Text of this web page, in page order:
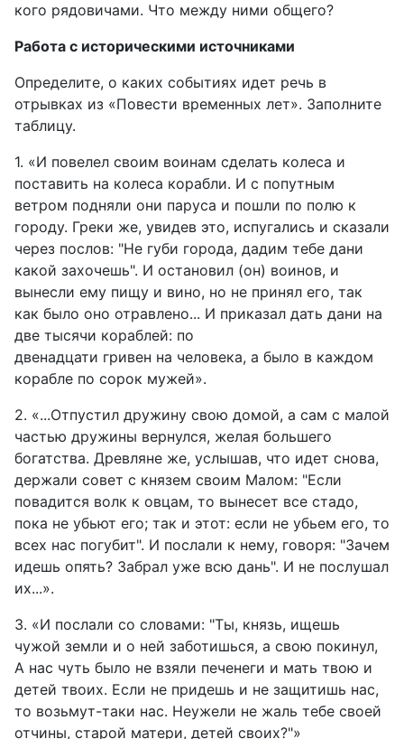
кого рядовичами. Что между ними общего?
Работа с историческими источниками
Определите, о каких событиях идет речь в
отрывках из «Повести временных лет». Заполните
таблицу.
1. «И повелел своим воинам сделать колеса и
поставить на колеса корабли. И с попутным
ветром подняли они паруса и пошли по полю к
городу. Греки же, увидев это, испугались и сказали
через послов: "Не губи города, дадим тебе дани
какой захочешь". И остановил (он) воинов, и
вынесли ему пищу и вино, но не принял его, так
как было оно отравлено... И приказал дать дани на
две тысячи кораблей: по
двенадцати гривен на человека, а было в каждом
корабле по сорок мужей».
2. «...Отпустил дружину свою домой, а сам с малой
частью дружины вернулся, желая большего
богатства. Древляне же, услышав, что идет снова,
держали совет с князем своим Малом: "Если
повадится волк к овцам, то вынесет все стадо,
пока не убьют его; так и этот: если не убьем его, то
всех нас погубит". И послали к нему, говоря: "Зачем
идешь опять? Забрал уже всю дань". И не послушал
их...».
3. «И послали со словами: "Ты, князь, ищешь
чужой земли и о ней заботишься, а свою покинул,
А нас чуть было не взяли печенеги и мать твою и
детей твоих. Если не придешь и не защитишь нас,
то возьмут-таки нас. Неужели не жаль тебе своей
отчины, старой матери, детей своих?"»